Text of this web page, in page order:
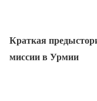
Краткая
миссии в Урмии